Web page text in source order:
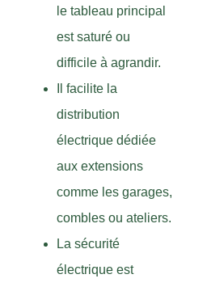
le tableau principal
est saturé ou
difficile à agrandir.
Il facilite la
distribution
électrique dédiée
aux extensions
comme les garages,
combles ou ateliers.
La sécurité
électrique est